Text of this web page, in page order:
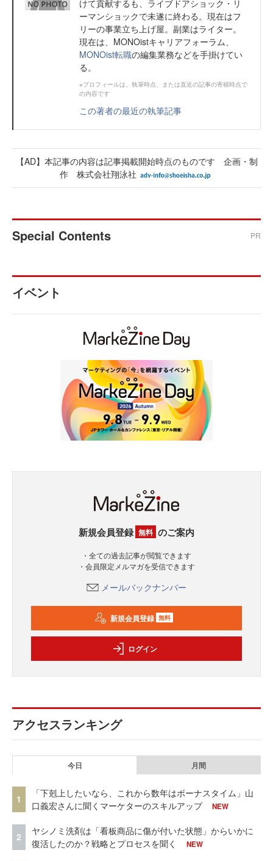
けて貢献するも、ライブドアショック・リ
ーマンショックで未遂に終わる。現在はフ
リーの事業立ち上げ屋。副業はライター。
現在は、MONOistキャリアフォーラム、
MONOist転職の編集業務などを手掛けてい
る。
※プロフィールは、執筆時点、または直近の記事の寄稿時点で
の内容です
この著者の最近の執筆記事
【AD】本記事の内容は記事掲載開始時点のものです 企画・制
作 株式会社翔泳社
Special Contents PR
イベント
新規会員登録 無料 のご案内
・全ての過去記事が閲覧できます
・会員限定メルマガを受信できます
メールバックナンバー
新規会員登録 無料
ログイン
アクセスランキング
今日 月間
1
「下剋上したいなら、これから数年はボーナスタイム」山
口義宏さんに聞くマーケターのスキルアップ
NEW
2
ヤシノミ洗剤は「看板商品に傷が付いた状態」からいかに
復活したのか？戦略とプロセスを聞く
NEW